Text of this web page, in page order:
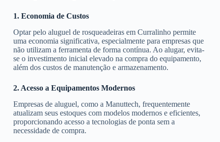
1. Economia de Custos
Optar pelo aluguel de rosqueadeiras em Curralinho permite
uma economia significativa, especialmente para empresas que
não utilizam a ferramenta de forma contínua. Ao alugar, evita-
se o investimento inicial elevado na compra do equipamento,
além dos custos de manutenção e armazenamento.
2. Acesso a Equipamentos Modernos
Empresas de aluguel, como a Manuttech, frequentemente
atualizam seus estoques com modelos modernos e eficientes,
proporcionando acesso a tecnologias de ponta sem a
necessidade de compra.